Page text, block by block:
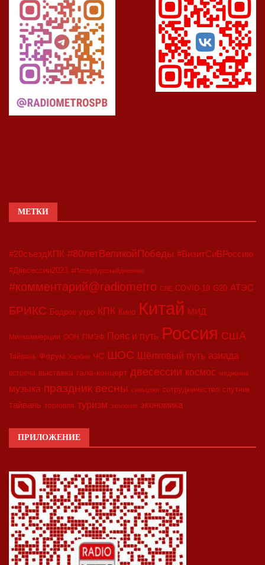
МЕТКИ
#20съездКПК #80летВеликойПобеды #ВизитСиВРоссию
#Двесессии2023 #Петербургскийдневник
#комментарий@radiometro CIIE COVID-19 G20 АТЭС
БРИКС Бодрое утро КПК Кино Китай МИД
Минкоммерции ООН ПМЭФ Пояс и путь Россия США
Тайвань Форум Харбин ЧС ШОС Шёлковый путь азиада
встреча выставка гала-концерт двесессии космос медицина
музыка праздник весны синьцзян сотрудничество спутник
тайвань торговля туризм экология экономика
ПРИЛОЖЕНИЕ